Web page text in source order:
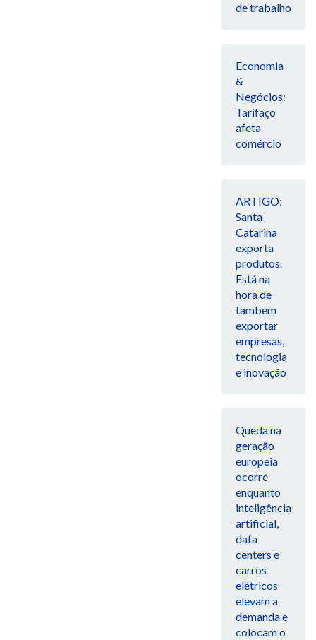
de trabalho
Economia
&
Negócios:
Tarifaço
afeta
comércio
ARTIGO:
Santa
Catarina
exporta
produtos.
Está na
hora de
também
exportar
empresas,
tecnologia
e inovação
Queda na
geração
europeia
ocorre
enquanto
inteligência
artificial,
data
centers e
carros
elétricos
elevam a
demanda e
colocam o